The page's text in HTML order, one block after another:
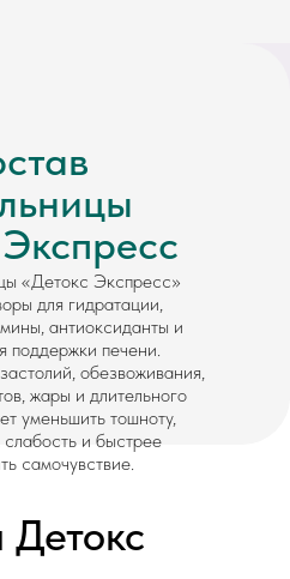
«Детокс Экспресс»
для гидратации,
антиоксиданты и
поддержки печени.
обезвоживания,
жары и длительного
уменьшить тошноту,
и быстрее
самочувствие.